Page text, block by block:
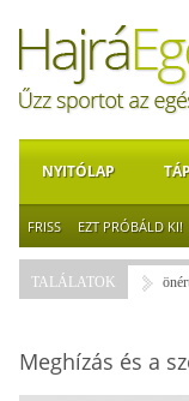
NYITÓLAP
FRISS EZT PRÓBÁLD KI!
TALÁLATOK
Meghízás és a